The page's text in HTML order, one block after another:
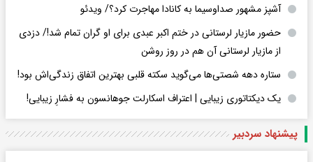
آشپز مشهور صداوسیما به کانادا مهاجرت کرد؟/ ویدئو
حضور مازیار لرستانی در ختم اکبر عبدی برای او گران تمام شد!/ دزدی
از مازیار لرستانی آن هم در روز روشن
ستاره دهه شصتی‌ها می‌گوید سکته قلبی بهترین اتفاق زندگی‌اش بود!
یک دیکتاتوری زیبایی | اعتراف اسکارلت جوهانسون به فشارِ زیبایی!
پیشنهاد سردبیر